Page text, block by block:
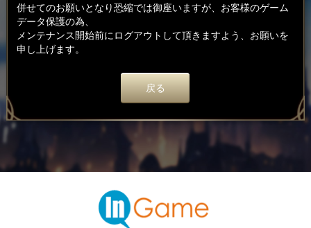
併せてのお願いとなり恐縮では御座いますが、お客様のゲーム
データ保護の為、
メンテナンス開始前にログアウトして頂きますよう、お願いを
申し上げます。
戻る